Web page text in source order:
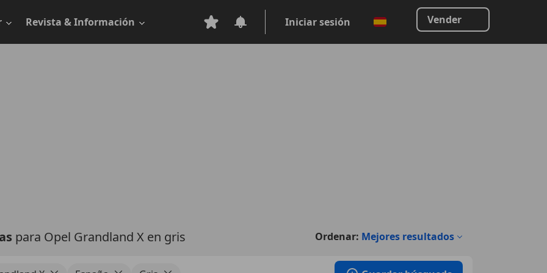
Revista & Información Iniciar sesión Vender
para Opel Grandland X en gris Ordenar: Mejores resultados